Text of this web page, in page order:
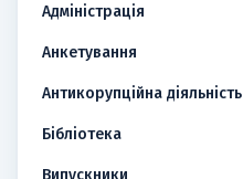
Адміністрація
Анкетування
Антикорупційна діяльність
Бібліотека
Випускники